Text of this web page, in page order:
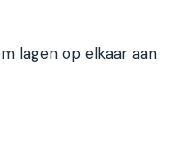
lagen op elkaar aan